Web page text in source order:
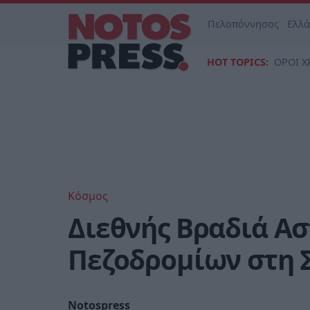
Πελοπόννησος
HOT TOPICS: ΟΡΟΙ
Κόσμος
Διεθνής Βραδιά
Πεζοδρομίων στη
Notospress